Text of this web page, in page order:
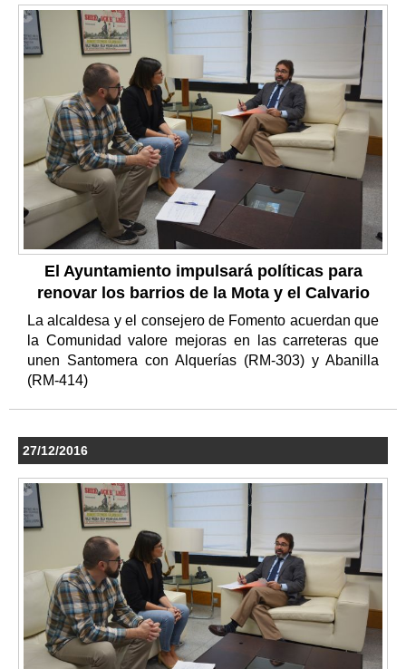
El Ayuntamiento impulsará políticas para
renovar los barrios de la Mota y el Calvario
La alcaldesa y el consejero de Fomento acuerdan que
la Comunidad valore mejoras en las carreteras que
unen Santomera con Alquerías (RM-303) y Abanilla
(RM-414)
27/12/2016